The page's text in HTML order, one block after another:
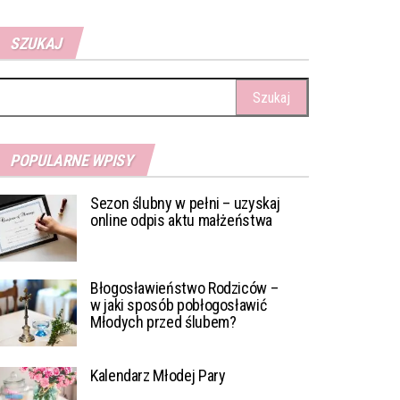
SZUKAJ
POPULARNE WPISY
Sezon ślubny w pełni – uzyskaj
online odpis aktu małżeństwa
Błogosławieństwo Rodziców –
w jaki sposób pobłogosławić
Młodych przed ślubem?
Kalendarz Młodej Pary